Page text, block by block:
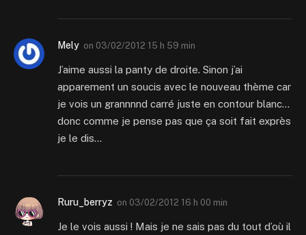
Mely on 03/02/2012 15 h 59 min
J’aime aussi la panty de droite. Sinon j’ai
apparement un soucis avec le nouveau thème car
je vois un grannnnd carré juste en contour blanc…
donc comme je pense pas que ça soit fait exprès
je le dis…
Ruru_berryz on 03/02/2012 16 h 00 min
Je le vois aussi ! Mais je ne sais pas du tout d’où il